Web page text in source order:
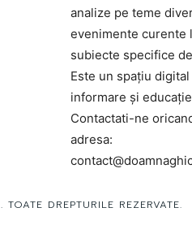
analize pe teme
evenimente curente
subiecte specifice
Este un spațiu
informare și
Contactati-ne
adresa:
. TOATE DREPTURILE REZERVATE.